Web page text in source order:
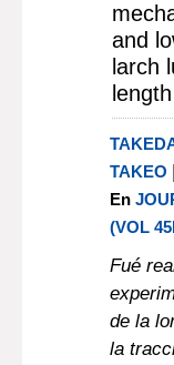
and
larch
TAKEO
En
(VOL
Fué
de la
la